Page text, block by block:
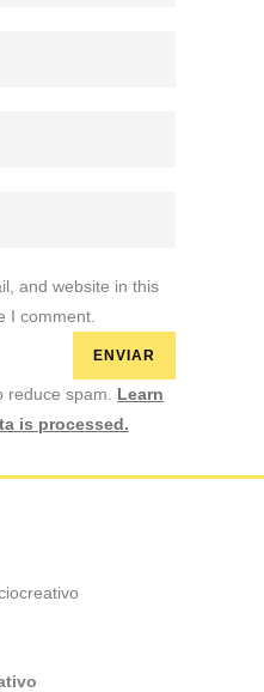
and website in this
I comment.
reduce spam. Learn
is processed.